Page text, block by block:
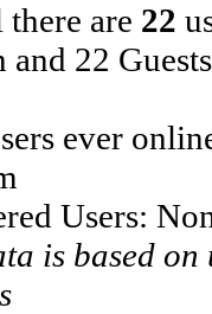
are 22
and 22
ever
Users:
is based